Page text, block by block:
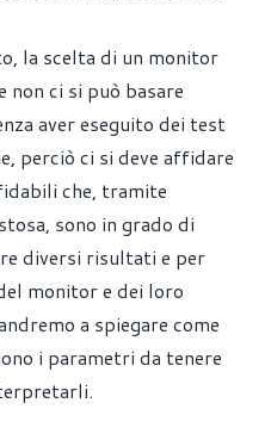
la scelta di un monitor
non ci si può basare
aver eseguito dei test
perciò ci si deve affidare
che, tramite
sono in grado di
diversi risultati e per
monitor e dei loro
a spiegare come
i parametri da tenere